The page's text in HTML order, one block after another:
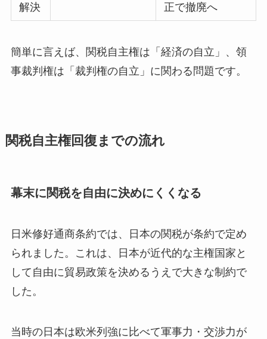
解決
正で撤廃へ
簡単に言えば、関税自主権は「経済の自立」、領
事裁判権は「裁判権の自立」に関わる問題です。
関税自主権回復までの流れ
幕末に関税を自由に決めにくくなる
日米修好通商条約では、日本の関税が条約で定め
られました。これは、日本が近代的な主権国家と
して自由に貿易政策を決めるうえで大きな制約で
した。
当時の日本は欧米列強に比べて軍事力・交渉力が